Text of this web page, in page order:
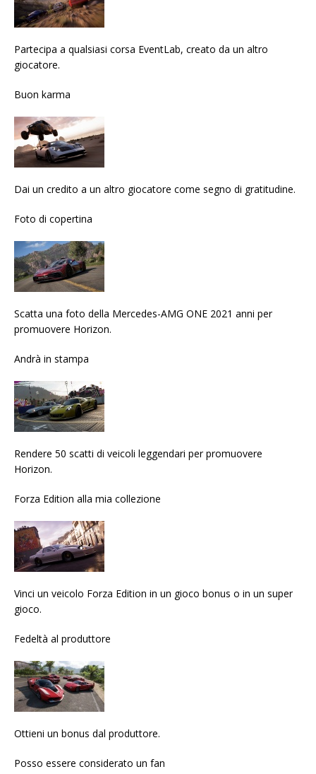
Partecipa a qualsiasi corsa EventLab, creato da un altro
giocatore.
Buon karma
Dai un credito a un altro giocatore come segno di gratitudine.
Foto di copertina
Scatta una foto della Mercedes-AMG ONE 2021 anni per
promuovere Horizon.
Andrà in stampa
Rendere 50 scatti di veicoli leggendari per promuovere
Horizon.
Forza Edition alla mia collezione
Vinci un veicolo Forza Edition in un gioco bonus o in un super
gioco.
Fedeltà al produttore
Ottieni un bonus dal produttore.
Posso essere considerato un fan